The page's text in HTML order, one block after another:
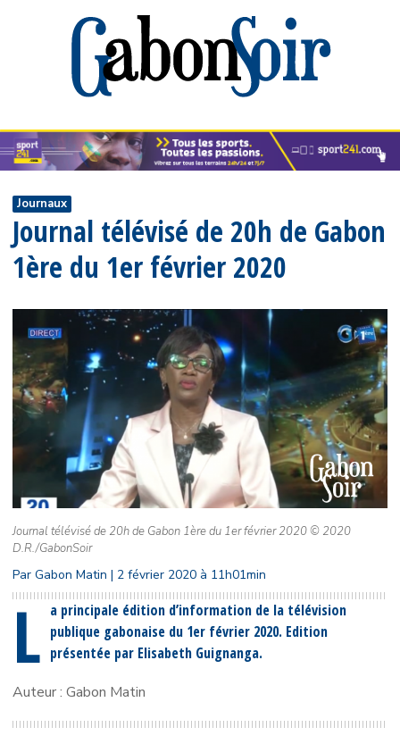
Journaux
Journal télévisé de 20h de Gabon
1ère du 1er février 2020
Journal télévisé de 20h de Gabon 1ère du 1er février 2020 © 2020
D.R./GabonSoir
Par Gabon Matin | 2 février 2020 à 11h01min
L a principale édition d’information de la télévision
publique gabonaise du 1er février 2020. Edition
présentée par Elisabeth Guignanga.
Auteur : Gabon Matin